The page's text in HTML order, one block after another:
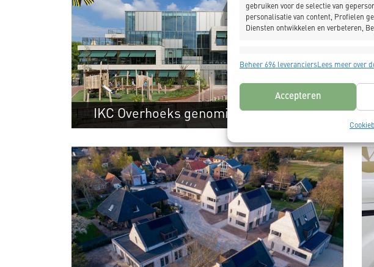
gebruiken voor de selectie van
personalisatie van content, Profielen
Diensten ontwikkelen en verbeteren,
Verschillende apparaten linken,
verzonden informatie.
Zorg dragen voor beveiliging,
fouten opsporen,
Privacykeuzes opslaan en
Beheer 696 leveranciersLees meer over
Accepteren
IKC Overhoeks genomineerd voor BNA
Beste gebouw 2021!